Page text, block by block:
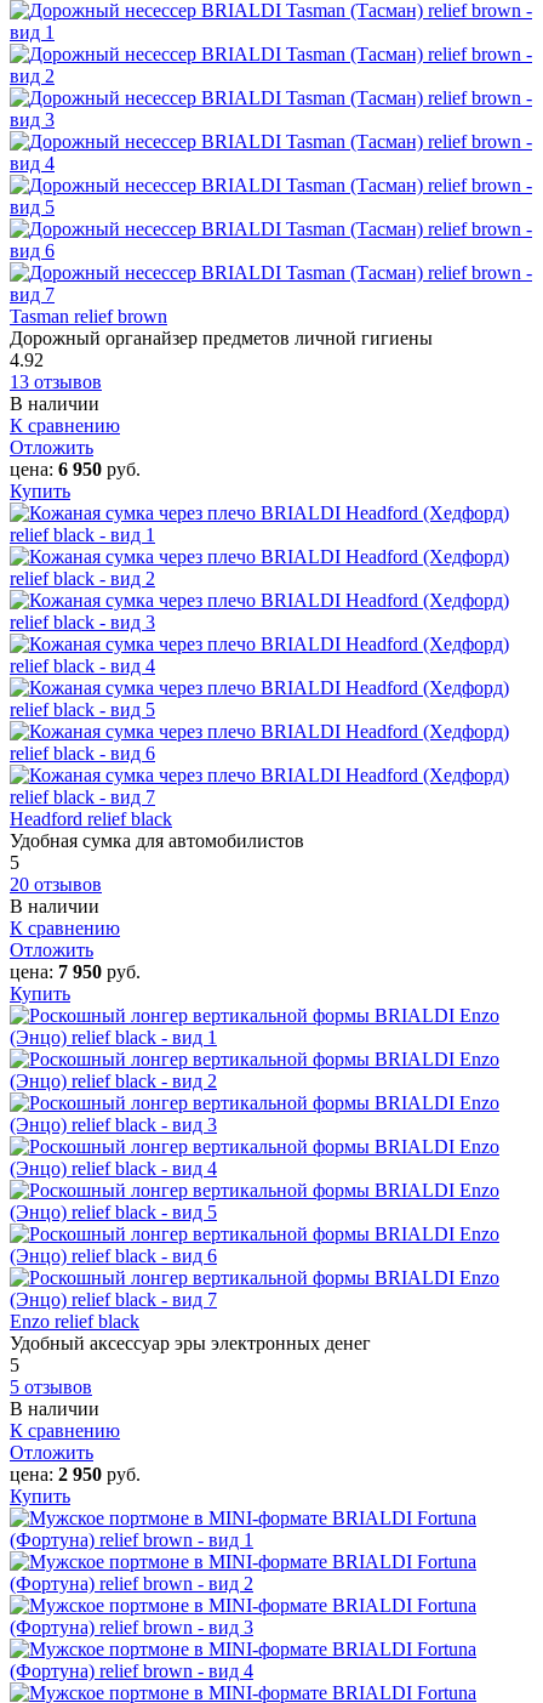
Tasman relief brown
Дорожный органайзер предметов личной гигиены
4.92
13 отзывов
В наличии
К сравнению
Отложить
цена: 6 950 руб.
Купить
Headford relief black
Удобная сумка для автомобилистов
5
20 отзывов
В наличии
К сравнению
Отложить
цена: 7 950 руб.
Купить
Enzo relief black
Удобный аксессуар эры электронных денег
5
5 отзывов
В наличии
К сравнению
Отложить
цена: 2 950 руб.
Купить